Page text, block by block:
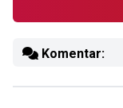
Komentar: